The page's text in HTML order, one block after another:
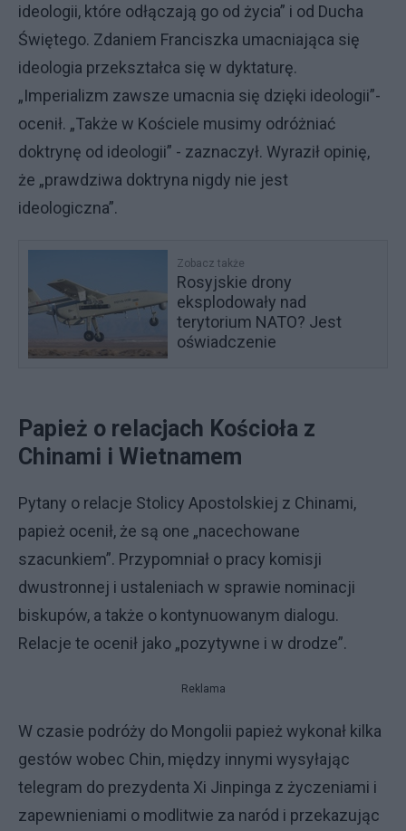
ideologii, które odłączają go od życia” i od Ducha
Świętego. Zdaniem Franciszka umacniająca się
ideologia przekształca się w dyktaturę.
„Imperializm zawsze umacnia się dzięki ideologii”-
ocenił. „Także w Kościele musimy odróżniać
doktrynę od ideologii” - zaznaczył. Wyraził opinię,
że „prawdziwa doktryna nigdy nie jest
ideologiczna”.
Zobacz także
Rosyjskie drony
eksplodowały nad
terytorium NATO? Jest
oświadczenie
Papież o relacjach Kościoła z
Chinami i Wietnamem
Pytany o relacje Stolicy Apostolskiej z Chinami,
papież ocenił, że są one „nacechowane
szacunkiem”. Przypomniał o pracy komisji
dwustronnej i ustaleniach w sprawie nominacji
biskupów, a także o kontynuowanym dialogu.
Relacje te ocenił jako „pozytywne i w drodze”.
Reklama
W czasie podróży do Mongolii papież wykonał kilka
gestów wobec Chin, między innymi wysyłając
telegram do prezydenta Xi Jinpinga z życzeniami i
zapewnieniami o modlitwie za naród i przekazując